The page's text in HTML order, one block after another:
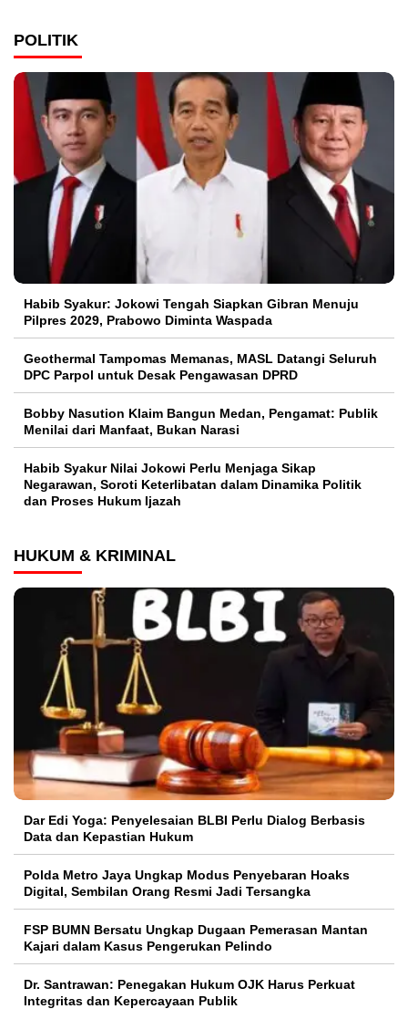
POLITIK
Habib Syakur: Jokowi Tengah Siapkan Gibran Menuju
Pilpres 2029, Prabowo Diminta Waspada
Geothermal Tampomas Memanas, MASL Datangi Seluruh
DPC Parpol untuk Desak Pengawasan DPRD
Bobby Nasution Klaim Bangun Medan, Pengamat: Publik
Menilai dari Manfaat, Bukan Narasi
Habib Syakur Nilai Jokowi Perlu Menjaga Sikap
Negarawan, Soroti Keterlibatan dalam Dinamika Politik
dan Proses Hukum Ijazah
HUKUM & KRIMINAL
Dar Edi Yoga: Penyelesaian BLBI Perlu Dialog Berbasis
Data dan Kepastian Hukum
Polda Metro Jaya Ungkap Modus Penyebaran Hoaks
Digital, Sembilan Orang Resmi Jadi Tersangka
FSP BUMN Bersatu Ungkap Dugaan Pemerasan Mantan
Kajari dalam Kasus Pengerukan Pelindo
Dr. Santrawan: Penegakan Hukum OJK Harus Perkuat
Integritas dan Kepercayaan Publik